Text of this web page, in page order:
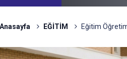
Anasayfa EĞİTİM Eğitim